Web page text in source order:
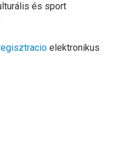
és sport
elektronikus